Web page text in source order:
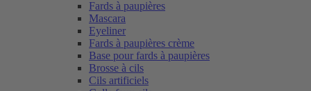
Fards à paupières
Mascara
Eyeliner
Fards à paupières crème
Base pour fards à paupières
Brosse à cils
Cils artificiels